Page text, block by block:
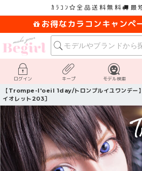
ｶﾗｺﾝ 全品送料無料 最
お得なカラコンキャンペ
ログイン キープ モデル検索
【Trompe-l'oeil 1day/トロンプルイユワンデー
イオレット203］